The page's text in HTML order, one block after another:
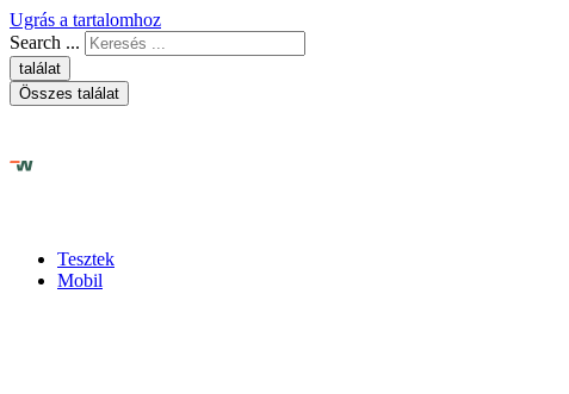
Ugrás a tartalomhoz
Search ...
találat
Összes találat
Tesztek
Mobil